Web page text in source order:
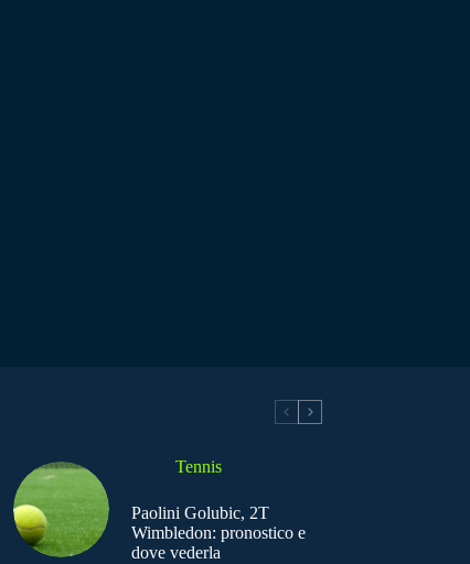
Tennis
Paolini Golubic, 2T
Wimbledon: pronostico e
dove vederla